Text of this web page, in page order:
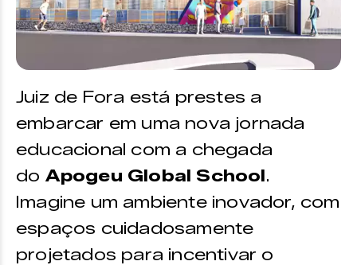
Juiz de Fora está prestes a
embarcar em uma nova jornada
educacional com a chegada
do Apogeu Global School.
Imagine um ambiente inovador, com
espaços cuidadosamente
projetados para incentivar o